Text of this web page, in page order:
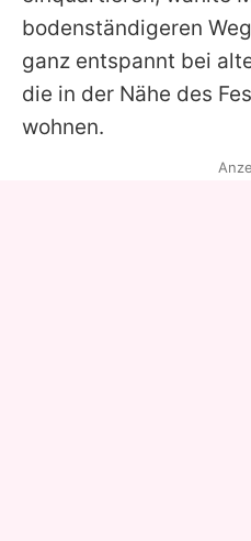
bodenständigeren
ganz entspannt bei
die in der Nähe des
wohnen.